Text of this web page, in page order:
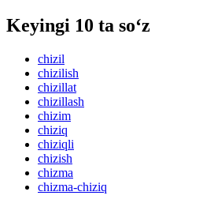
Keyingi 10 ta so‘z
chizil
chizilish
chizillat
chizillash
chizim
chiziq
chiziqli
chizish
chizma
chizma-chiziq